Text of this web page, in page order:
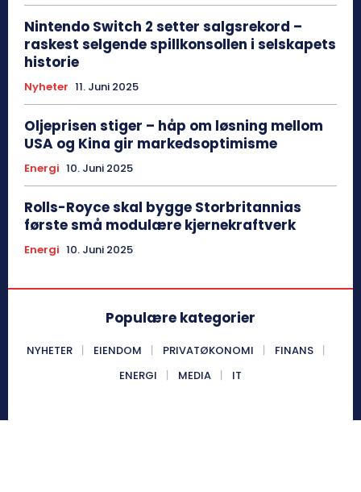
Nintendo Switch 2 setter salgsrekord –
raskest selgende spillkonsollen i selskapets
historie
Nyheter 11. Juni 2025
Oljeprisen stiger – håp om løsning mellom
USA og Kina gir markedsoptimisme
Energi 10. Juni 2025
Rolls-Royce skal bygge Storbritannias
første små modulære kjernekraftverk
Energi 10. Juni 2025
Populære kategorier
NYHETER EIENDOM PRIVATØKONOMI
FINANS
ENERGI
MEDIA IT